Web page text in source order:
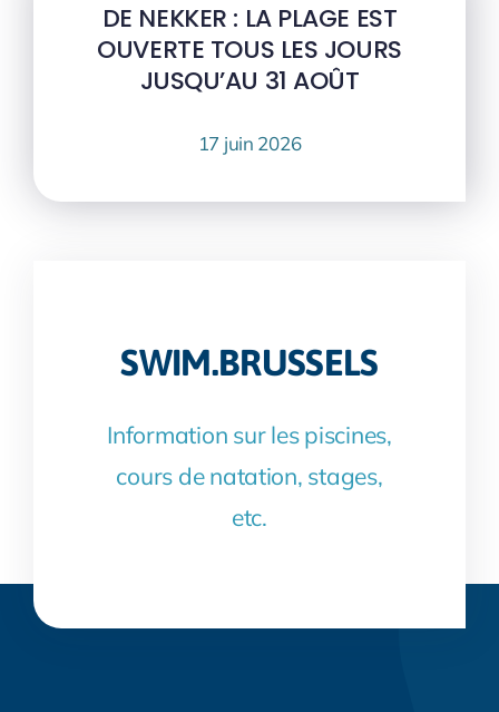
DE NEKKER : LA PLAGE EST
OUVERTE TOUS LES JOURS
JUSQU’AU 31 AOÛT
17 juin 2026
SWIM.BRUSSELS
Information sur les piscines,
cours de natation, stages,
etc.